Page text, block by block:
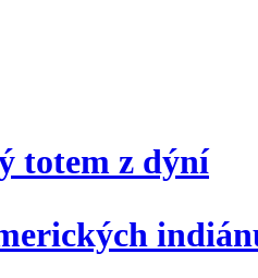
totem z dýní